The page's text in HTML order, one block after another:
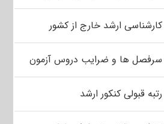
کارشناسی ارشد خارج از کشور
سرفصل ها و ضرایب دروس آزمون
رتبه قبولی کنکور ارشد